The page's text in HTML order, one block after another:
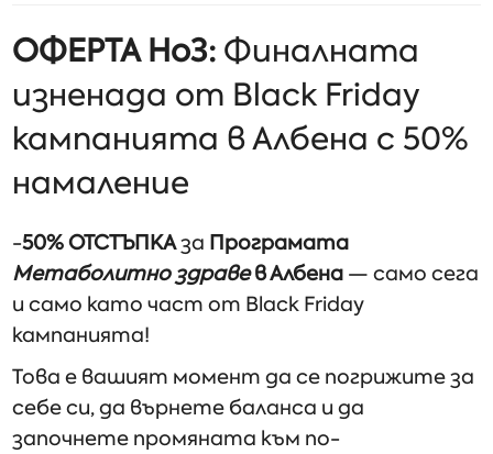
ОФЕРТА Но3: Финалната
изненада от Black Friday
кампанията в Албена с 50%
намаление
-50% ОТСТЪПКАза Програмата
Метаболитно здравев Албена — само сега
и само като част от Black Friday
кампанията!
Това е вашият момент да се погрижите за
себе си, да върнете баланса и да
започнете промяната към по-